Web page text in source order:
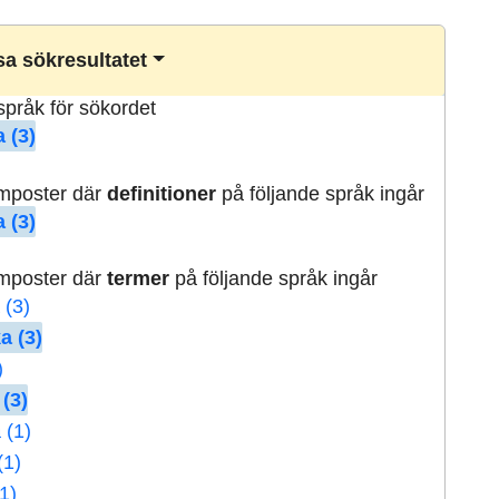
sökresultatet
för sökordet
(3)
därdefinitioner på följande språk ingår
(3)
därtermer på följande språk ingår
(3)
(3)
(1)